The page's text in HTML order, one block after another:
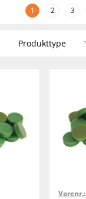
1 2 3
Produkttype
Varenr.: